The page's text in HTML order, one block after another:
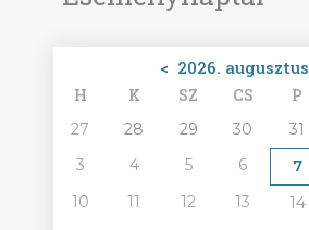
< 2026. augusztus
H K SZ CS P
27 28 29 30 31
3
4 5 6 7
10
11 12 13 14